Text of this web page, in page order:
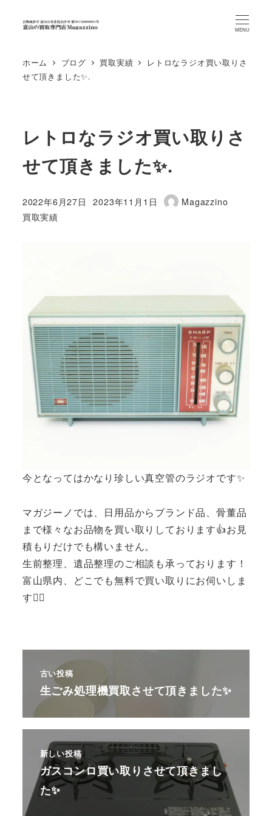
MENU
ホーム ブログ 買取実績
レトロなラジオ買い取りさ
せて頂きました✨.
レトロなラジオ買い取りさ
せて頂きました✨.
投稿日
2022年6月27日
更新日
2023年11月1日
著
Magazzino
カテゴリー
買取実績
今となってはかなり珍しい真空管のラジオです✨
マガジーノでは、日用品からブランド品、骨董品
まで様々なお品物を買い取りしております👍お見
積もりだけでも構いません。
生前整理、遺品整理のご相談も承っております！
富山県内、どこでも無料で買い取りにお伺いしま
す🙆‍♂️
古い投稿
生ごみ処理機買取させて頂きました✨
新しい投稿
ガスコンロ買い取りさせて頂きまし
た✨